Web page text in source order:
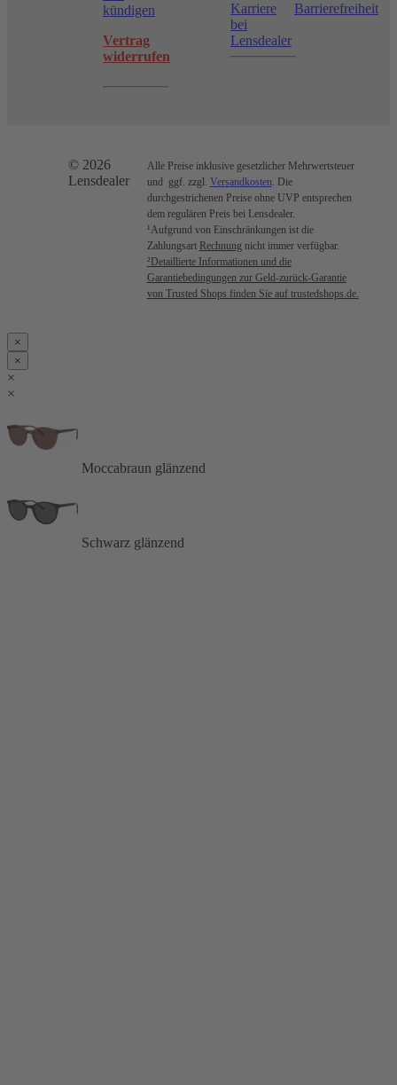
kündigen
Vertrag
widerrufen
Karriere
bei
Lensdealer
Barrierefreiheit
© 2026
Lensdealer
Alle Preise inklusive gesetzlicher Mehrwertsteuer
und ggf. zzgl. Versandkosten. Die
durchgestrichenen Preise ohne UVP entsprechen
dem regulären Preis bei Lensdealer.
¹Aufgrund von Einschränkungen ist die
Zahlungsart Rechnungnicht immer verfügbar.
²Detaillierte Informationen und die
Garantiebedingungen zur Geld-zurück-Garantie
von Trusted Shops finden Sie auf trustedshops.de.
×
×
×
×
Moccabraun glänzend
Schwarz glänzend